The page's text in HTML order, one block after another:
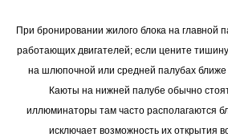
При бронировании жилого блока на главной
работающих двигателей; если цените
на шлюпочной или средней палубах ближе
Каюты на нижней палубе обычно
иллюминаторы там часто располагаются
исключает возможность их открытия